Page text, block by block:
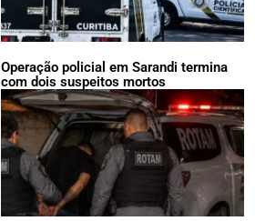
Operação policial em Sarandi termina
com dois suspeitos mortos